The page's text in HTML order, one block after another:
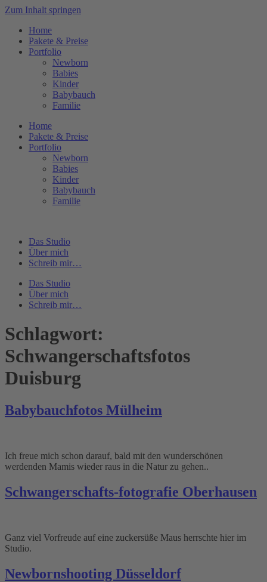
Zum Inhalt springen
Home
Pakete & Preise
Portfolio
Newborn
Babies
Kinder
Babybauch
Familie
Home
Pakete & Preise
Portfolio
Newborn
Babies
Kinder
Babybauch
Familie
Das Studio
Über mich
Schreib mir…
Das Studio
Über mich
Schreib mir…
Schlagwort:
Schwangerschaftsfotos
Duisburg
Babybauchfotos Mülheim
Ich freue mich schon darauf, bald mit den wunderschönen
werdenden Mamis wieder raus in die Natur zu gehen..
Schwangerschafts-fotografie Oberhausen
Ganz viel Vorfreude auf eine zuckersüße Maus herrschte hier im
Studio.
Newbornshooting Düsseldorf